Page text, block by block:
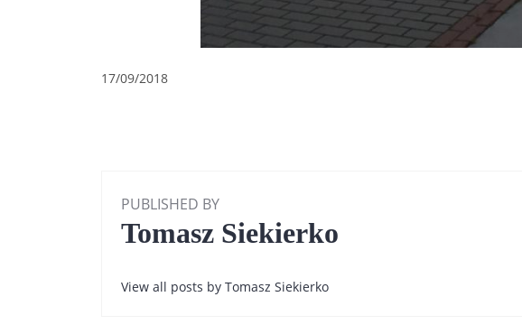
17/09/2018
PUBLISHED BY
Tomasz Siekierko
View all posts by Tomasz Siekierko